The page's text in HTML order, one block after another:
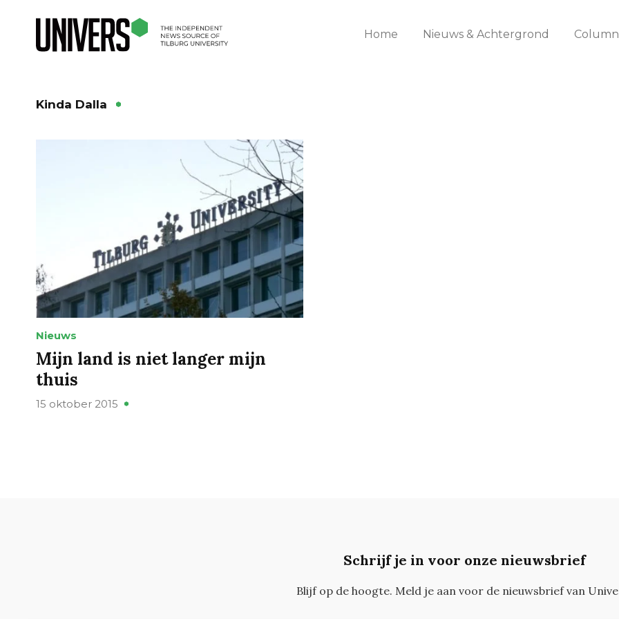
Home Nieuws & Achtergrond
Kinda Dalla
Nieuws
Mijn land is niet langer mijn
thuis
15 oktober 2015
Schrijf je in voor onze nieuwsbrief
Blijf op de hoogte. Meld je aan voor de nieuwsbrief van